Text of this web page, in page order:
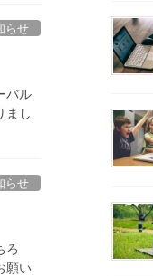
らせ
バル
まし
らせ
ろ
願い